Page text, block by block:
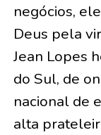
negócios,
Deus pela
Jean Lopes
do Sul, de
nacional de
alta